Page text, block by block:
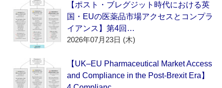
【ポスト・ブレグジット時代における英
国・EUの医薬品市場アクセスとコンプラ
イアンス】第4回…
2026年07月23日 (木)
【UK–EU Pharmaceutical Market Access
and Compliance in the Post-Brexit Era】